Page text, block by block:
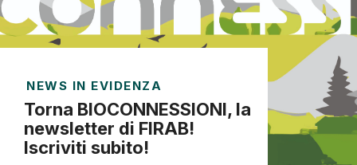
NEWS IN EVIDENZA
Torna BIOCONNESSIONI, la
newsletter di FIRAB!
Iscriviti subito!